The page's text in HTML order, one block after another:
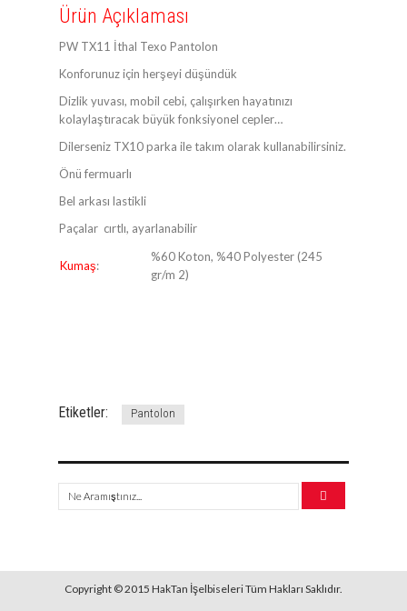
Ürün Açıklaması
PW TX11 İthal Texo Pantolon
Konforunuz için herşeyi düşündük
Dizlik yuvası, mobil cebi, çalışırken hayatınızı
kolaylaştıracak büyük fonksiyonel cepler…
Dilerseniz TX10 parka ile takım olarak kullanabilirsiniz.
Önü fermuarlı
Bel arkası lastikli
Paçalar cırtlı, ayarlanabilir
Kumaş:
%60 Koton, %40 Polyester (245
gr/m 2)
Etiketler: Pantolon
Copyright © 2015 HakTan İşelbiseleri Tüm Hakları Saklıdır.